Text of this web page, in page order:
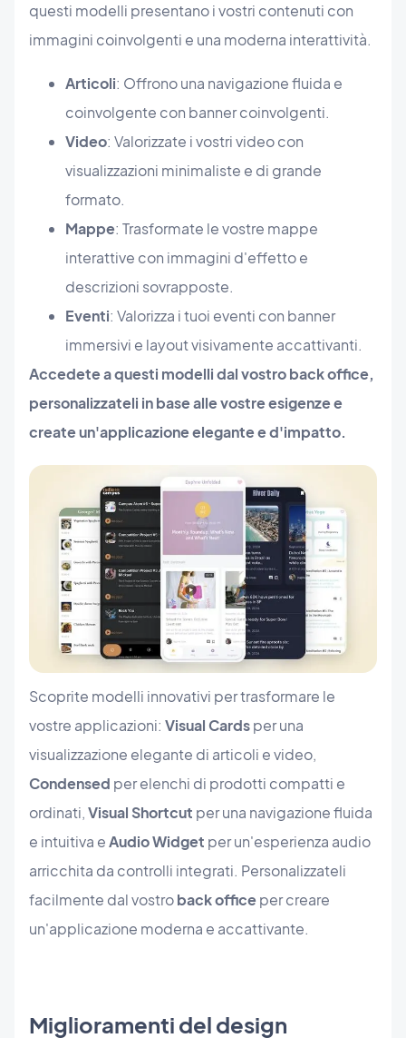
questi modelli presentano i vostri contenuti con
immagini coinvolgenti e una moderna interattività.
Articoli: Offrono una navigazione fluida e
coinvolgente con banner coinvolgenti.
Video: Valorizzate i vostri video con
visualizzazioni minimaliste e di grande
formato.
Mappe: Trasformate le vostre mappe
interattive con immagini d'effetto e
descrizioni sovrapposte.
Eventi: Valorizza i tuoi eventi con banner
immersivi e layout visivamente accattivanti.
Accedete a questi modelli dal vostro back office,
personalizzateli in base alle vostre esigenze e
create un'applicazione elegante e d'impatto.
Scoprite modelli innovativi per trasformare le
vostre applicazioni: Visual Cardsper una
visualizzazione elegante di articoli e video,
Condensed per elenchi di prodotti compatti e
ordinati,Visual Shortcut per una navigazione fluida
e intuitiva eAudio Widget per un'esperienza audio
arricchita da controlli integrati. Personalizzateli
facilmente dal vostroback officeper creare
un'applicazione moderna e accattivante.
Miglioramenti del design